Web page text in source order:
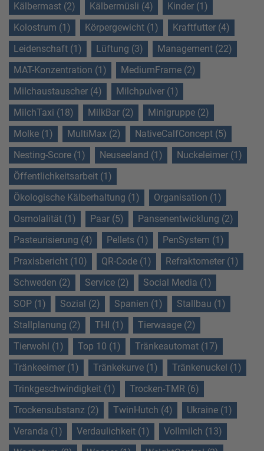
Kälbermast (2)
Kälbermüsli (4)
Kinder (1)
Kolostrum (1)
Körpergewicht (1)
Kraftfutter (4)
Leidenschaft (1)
Lüftung (3)
Management (22)
MAT-Konzentration (1)
MediumFrame (2)
Milchaustauscher (4)
Milchpulver (1)
MilchTaxi (18)
MilkBar (2)
Minigruppe (2)
Molke (1)
MultiMax (2)
NativeCalfConcept (5)
Nesting-Score (1)
Neuseeland (1)
Nuckeleimer (1)
Öffentlichkeitsarbeit (1)
Ökologische Kälberhaltung (1)
Organisation (1)
Osmolalität (1)
Paar (5)
Pansenentwicklung (2)
Pasteurisierung (4)
Pellets (1)
PenSystem (1)
Praxisbericht (10)
QR-Code (1)
Refraktometer (1)
Schweden (2)
Service (2)
Social Media (1)
SOP (1)
Sozial (2) Spanien (1)
Stallbau (1)
Stallplanung (2)
THI (1)
Tierwaage (2)
Tierwohl (1)
Top 10 (1)
Tränkeautomat (17)
Tränkeeimer (1)
Tränkekurve (1)
Tränkenuckel (1)
Trinkgeschwindigkeit (1)
Trocken-TMR (6)
Trockensubstanz (2)
TwinHutch (4)
Ukraine (1)
Veranda (1)
Verdaulichkeit (1)
Vollmilch (13)